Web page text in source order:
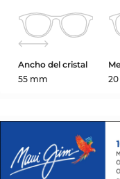
Ancho del cristal
55 mm